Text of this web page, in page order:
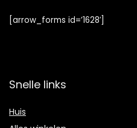
[arrow_forms id=’1628′]
Snelle links
Huis